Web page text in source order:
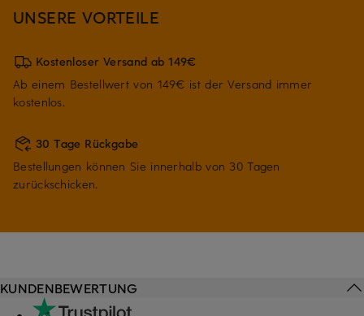
UNSERE VORTEILE
Kostenloser Versand ab 149€
Ab einem Bestellwert von 149€ ist der Versand immer
kostenlos.
30 Tage Rückgabe
Bestellungen können Sie innerhalb von 30 Tagen
zurückschicken.
KUNDENBEWERTUNG